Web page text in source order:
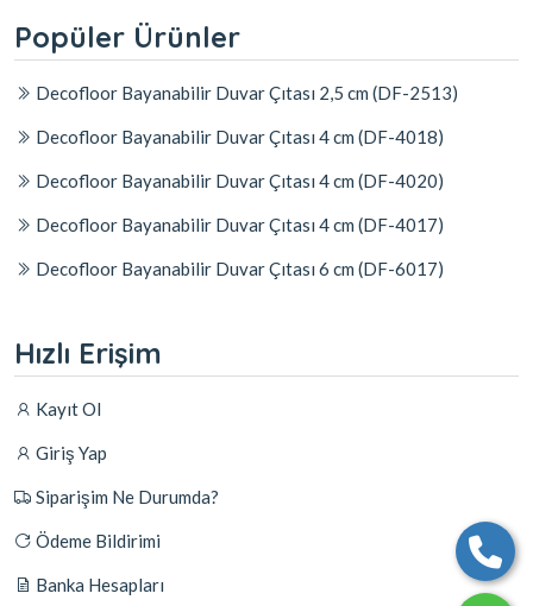
Popüler Ürünler
Decofloor Bayanabilir Duvar Çıtası 2,5 cm (DF-2513)
Decofloor Bayanabilir Duvar Çıtası 4 cm (DF-4018)
Decofloor Bayanabilir Duvar Çıtası 4 cm (DF-4020)
Decofloor Bayanabilir Duvar Çıtası 4 cm (DF-4017)
Decofloor Bayanabilir Duvar Çıtası 6 cm (DF-6017)
Hızlı Erişim
Kayıt Ol
Giriş Yap
Siparişim Ne Durumda?
Ödeme Bildirimi
Banka Hesapları